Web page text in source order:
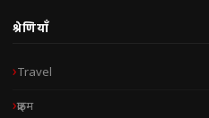
श्रेणियाँ
Travel
क्राइम